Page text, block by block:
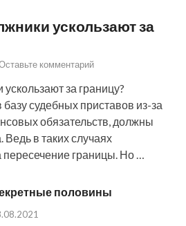
ускользают за
комментарий
за границу?
судебных приставов из-за
обязательств, должны
в таких случаях
пересечение границы. Но …
половины